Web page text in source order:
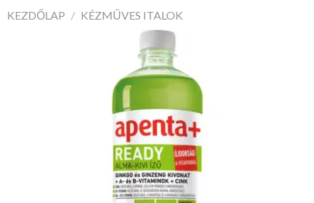
KEZDŐLAP / KÉZMŰVES ITALOK